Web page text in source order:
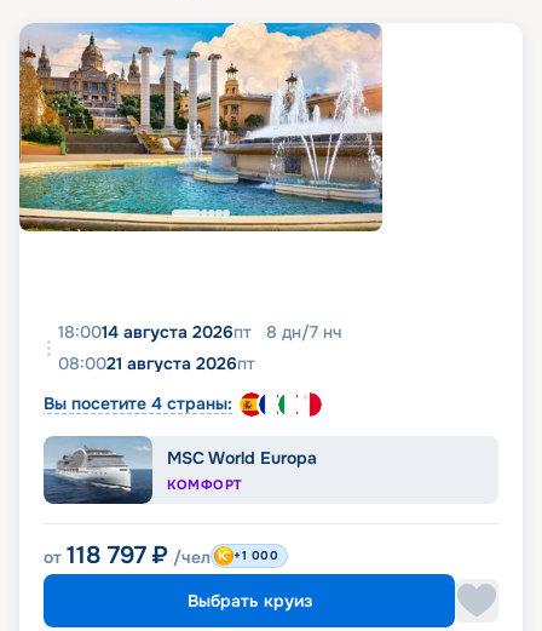
18:0014 августа 2026пт 8 дн/7 нч
08:0021 августа 2026пт
Вы посетите 4 страны:
MSC World Europa
КОМФОРТ
от 118 797 ₽ /чел +1 000
Выбрать круиз